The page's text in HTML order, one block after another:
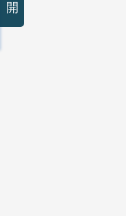
開